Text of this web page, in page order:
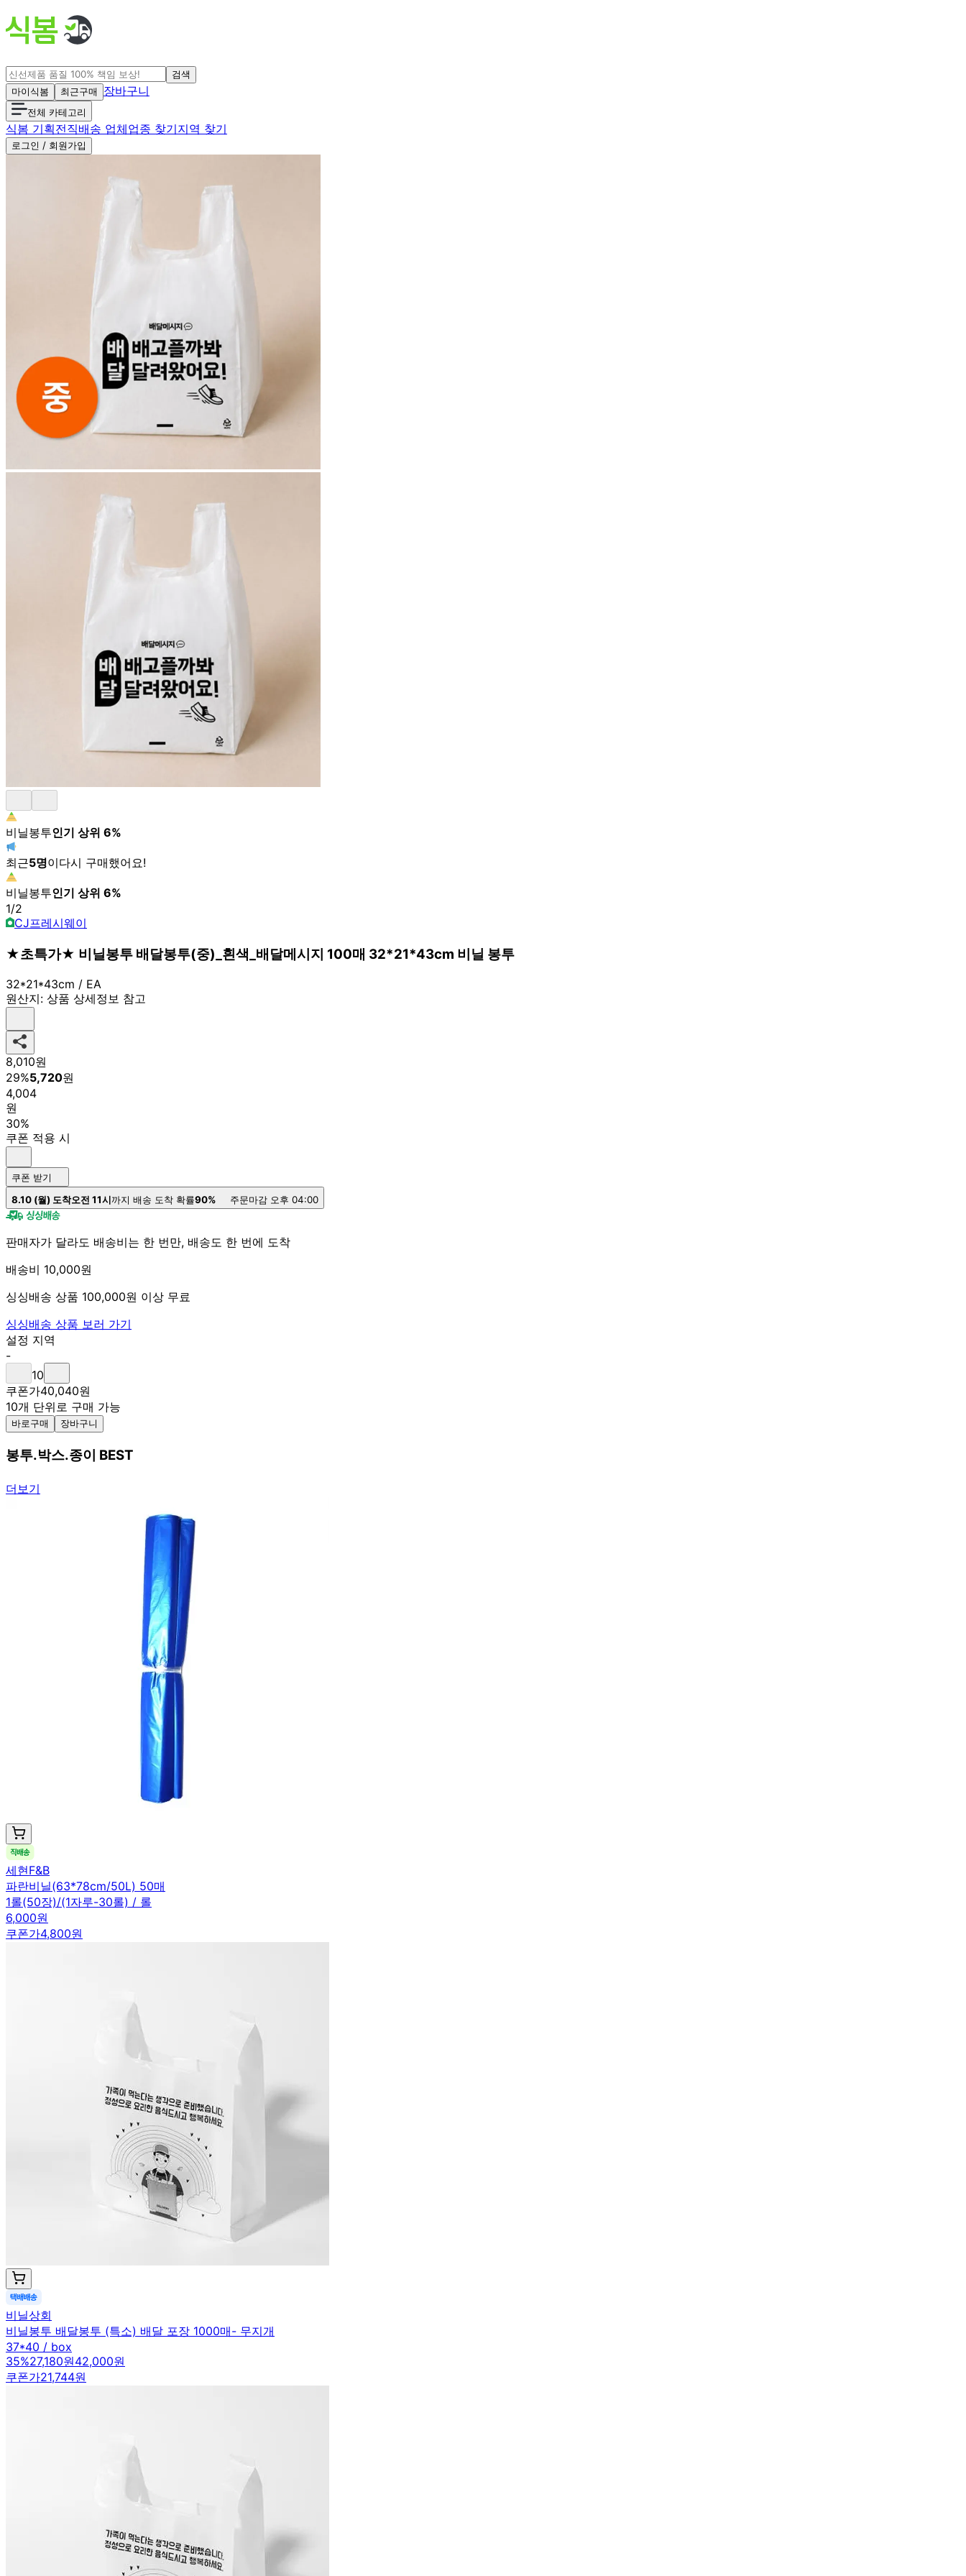
검색
마이식봄
최근구매 장바구니
전체 카테고리
식봄 기획전직배송 업체업종 찾기지역 찾기
로그인 / 회원가입
비닐봉투인기 상위 6%
최근5명이다시 구매했어요!
비닐봉투인기 상위 6%
1/2
CJ프레시웨이
★초특가★ 비닐봉투 배달봉투(중)_흰색_배달메시지 100매 32*21*43cm 비닐 봉투
32*21*43cm / EA
원산지: 상품 상세정보 참고
8,010원
29%5,720원
4,004
원
30%
쿠폰 적용 시
쿠폰 받기
8.10 (월) 도착오전 11시까지 배송 도착 확률90% 주문마감 오후 04:00
판매자가 달라도 배송비는 한 번만, 배송도 한 번에 도착
배송비 10,000원
싱싱배송 상품 100,000원 이상 무료
싱싱배송 상품 보러 가기
설정 지역
-
10
쿠폰가40,040원
10개 단위로 구매 가능
바로구매 장바구니
봉투.박스.종이 BEST
더보기
세현F&B
파란비닐(63*78cm/50L) 50매
1롤(50장)/(1자루-30롤) / 롤
6,000원
쿠폰가4,800원
비닐상회
비닐봉투 배달봉투 (특소) 배달 포장 1000매- 무지개
37*40 / box
35%27,180원42,000원
쿠폰가21,744원